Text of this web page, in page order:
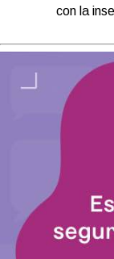
con la